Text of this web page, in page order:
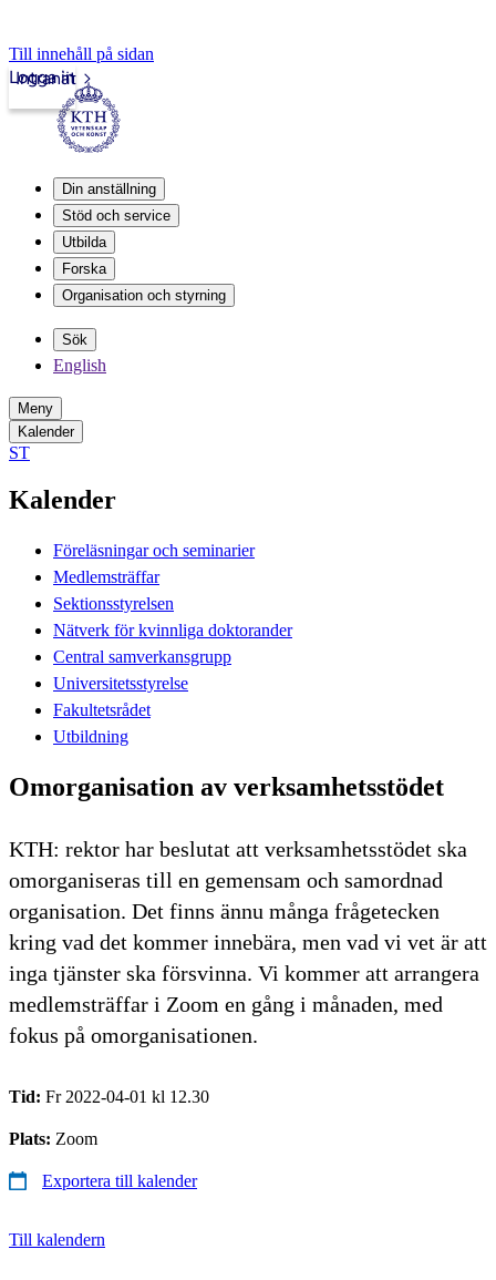
Till innehåll på sidan
Intranät
Logga in
Din anställning
Stöd och service
Utbilda
Forska
Organisation och styrning
Sök
English
Meny
Kalender
ST
Kalender
Föreläsningar och seminarier
Medlemsträffar
Sektionsstyrelsen
Nätverk för kvinnliga doktorander
Central samverkansgrupp
Universitetsstyrelse
Fakultetsrådet
Utbildning
Omorganisation av verksamhetsstödet
KTH: rektor har beslutat att verksamhetsstödet ska
omorganiseras till en gemensam och samordnad
organisation. Det finns ännu många frågetecken
kring vad det kommer innebära, men vad vi vet är att
inga tjänster ska försvinna. Vi kommer att arrangera
medlemsträffar i Zoom en gång i månaden, med
fokus på omorganisationen.
Tid: Fr 2022-04-01 kl 12.30
Plats: Zoom
Exportera till kalender
Till kalendern